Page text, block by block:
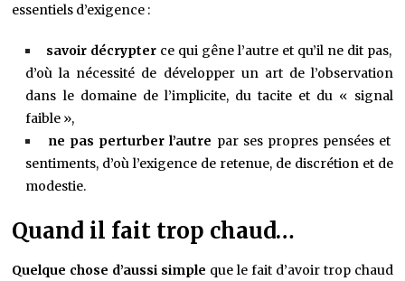
essentiels d’exigence :
savoir décrypterce qui gêne l’autre et qu’il ne dit pas,
d’où la nécessité de développer un art de l’observation
dans le domaine de l’implicite, du tacite et du « signal
faible »,
ne pas perturber l’autre par ses propres pensées et
sentiments, d’où l’exigence de retenue, de discrétion et de
modestie.
Quand il fait trop chaud…
Quelque chose d’aussi simple que le fait d’avoir trop chaud